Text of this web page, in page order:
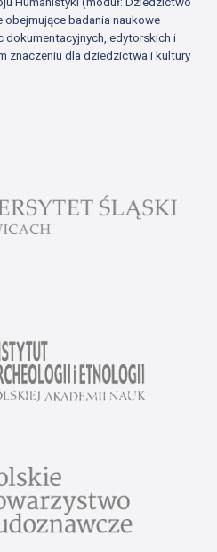
badania naukowe
dokumentacyjnych, edytorskich i
znaczeniu dla dziedzictwa i kultury